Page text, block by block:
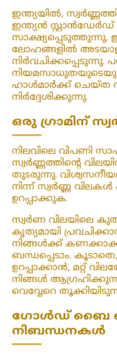
ഇന്ത്യയിൽ,
ഇന്ത്യൻ സ്റ്റാൻഡേർഡ്
സാക്ഷ്യപ്പെടുത്തുന്നു,
ലോഹങ്ങളിൽ
നിർവചിക്കപ്പെടുന്നു.
നിയമസാധുതയുടെയും
ഹാൾമാർക്ക് ചെയ്ത
നിർദ്ദേശിക്കുന്നു.
ഒരു ഗ്രാമിന്
നിലവിലെ വിപണി
സ്വർണ്ണത്തിന്റെ
തുടരുന്നു.
നിന്ന് സ്വർണ്ണ
ഉറപ്പാക്കുക.
സ്വർണ വിലയിലെ
കൃത്യമായി
നിങ്ങൾക്ക്
ബന്ധപ്പെടാം.
ഉറപ്പാക്കാൻ, മറ്റ്
നിങ്ങൾ
വെവ്വേറെ
ഗോൾഡ് ബൈ
നിബന്ധനകൾ